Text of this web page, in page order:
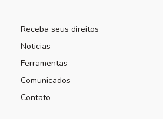
Receba seus direitos
Noticias
Ferramentas
Comunicados
Contato